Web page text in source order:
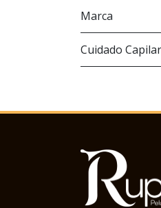
Marca
Cuidado Capilar